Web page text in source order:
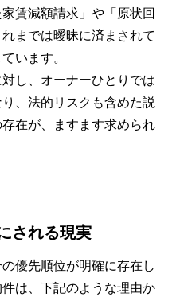
賃減額請求」や「原状回
までは曖昧に済まされて
います。
し、オーナーひとりでは
、法的リスクも含めた説
在が、ますます求められ
される現実
優先順位が明確に存在し
は、下記のような理由か